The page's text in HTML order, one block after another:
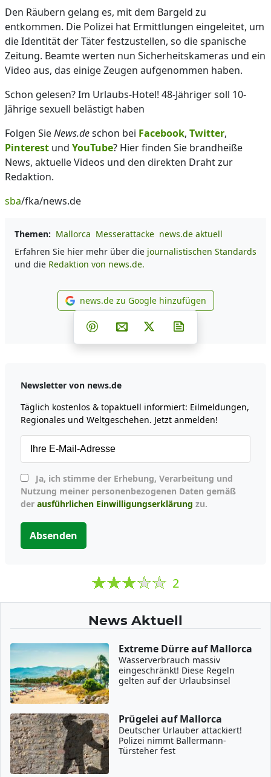
Den Räubern gelang es, mit dem Bargeld zu
entkommen. Die Polizei hat Ermittlungen eingeleitet, um
die Identität der Täter festzustellen, so die spanische
Zeitung. Beamte werten nun Sicherheitskameras und ein
Video aus, das einige Zeugen aufgenommen haben.
Schon gelesen? Im Urlaubs-Hotel! 48-Jähriger soll 10-
Jährige sexuell belästigt haben
Folgen SieNews.deschon bei Facebook, Twitter,
Pinterest und YouTube? Hier finden Sie brandheiße
News, aktuelle Videos und den direkten Draht zur
Redaktion.
sba/fka/news.de
Themen: Mallorca Messerattacke news.de aktuell
Erfahren Sie hier mehr über die journalistischen Standards
und die Redaktion von news.de.
news.de zu Google
news.de zu Google hinzufügen
Teilen auf Facebook
Teilen auf Whatsapp
Teilen auf Telegram
Teilen auf Pinterest
Per E-Mail teilen
Post auf X
Newsletter von news.de
Täglich kostenlos & topaktuell informiert: Eilmeldungen,
Regionales und Weltgeschehen. Jetzt anmelden!
Nutzung meiner personenbezogenen Daten gemäß
der ausführlichen Einwilligungserklärung zu.
Absenden
2
News Aktuell
Extreme Dürre auf Mallorca
Wasserverbrauch massiv
eingeschränkt! Diese Regeln
gelten auf der Urlaubsinsel
Prügelei auf Mallorca
Deutscher Urlauber attackiert!
Polizei nimmt Ballermann-
Türsteher fest